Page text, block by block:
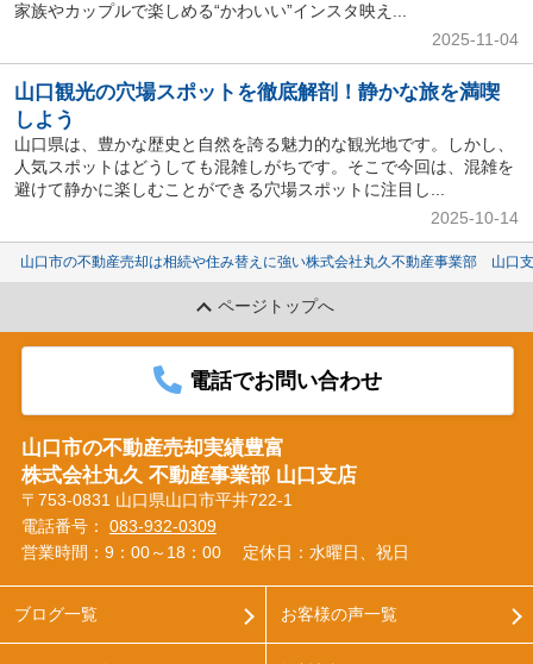
家族やカップルで楽しめる“かわいい”インスタ映え...
2025-11-04
山口観光の穴場スポットを徹底解剖！静かな旅を満喫
しよう
山口県は、豊かな歴史と自然を誇る魅力的な観光地です。しかし、
人気スポットはどうしても混雑しがちです。そこで今回は、混雑を
避けて静かに楽しむことができる穴場スポットに注目し...
2025-10-14
山口市の不動産売却は相続や住み替えに強い株式会社丸久不動産事業部 山口
ページトップへ
電話でお問い合わせ
山口市の不動産売却実績豊富
株式会社丸久 不動産事業部 山口支店
〒753-0831 山口県山口市平井722-1
電話番号： 083-932-0309
営業時間：9：00～18：00
定休日：水曜日、祝日
ブログ一覧 お客様の声一覧